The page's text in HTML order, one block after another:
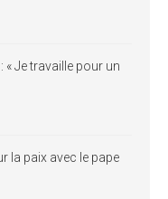
« Je travaille pour un
la paix avec le pape